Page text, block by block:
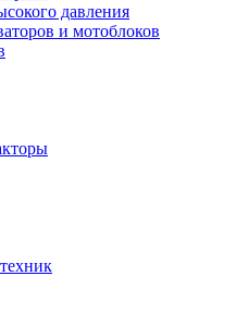
давления
и мотоблоков